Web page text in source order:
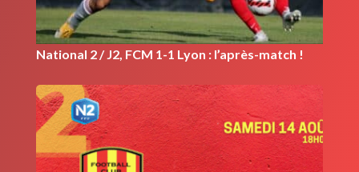
National 2 / J2, FCM 1-1 Lyon : l’après-match !